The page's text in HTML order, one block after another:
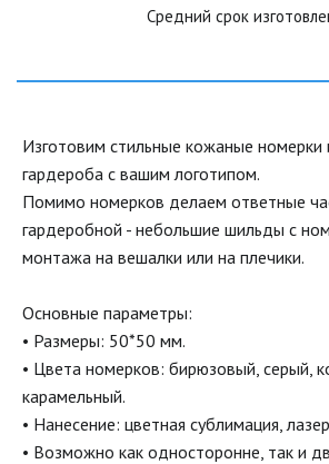
Средний срок
Изготовим стильные кожаные номерки
гардероба с вашим логотипом.
Помимо номерков делаем ответные
гардеробной - небольшие шильды с
монтажа на вешалки или на плечики.
Основные параметры:
• Размеры: 50*50 мм.
• Цвета номерков: бирюзовый, серый,
карамельный.
• Нанесение: цветная сублимация,
• Возможно как односторонне, так и